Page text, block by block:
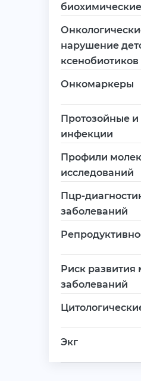
нарушение
ксенобиотиков
Онкомаркеры
Протозойные
инфекции
Профили
исследований
Пцр-
заболеваний
Риск развития
заболеваний
Экг